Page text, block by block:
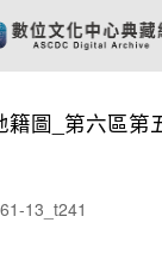
圖_第六區第
13_t241